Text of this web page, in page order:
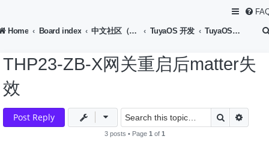
Home Board index 中文社区（Chinese Forum） TuyaOS 开发 TuyaOS-Matter 开发
THP23-ZB-X网关重启后matter失
效
Post Reply Search
3 posts • Page 1 of 1